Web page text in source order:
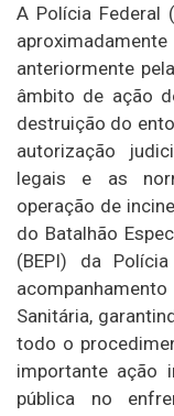
A Polícia Federal
anteriormente
âmbito de ação
destruição do
autorização
legais e as
operação de
do Batalhão
(BEPI) da
Sanitária,
todo o
importante ação
pública no